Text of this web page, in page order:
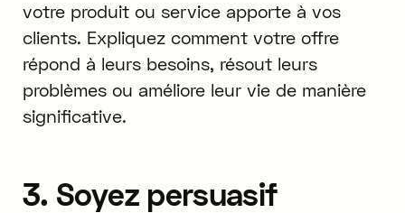
votre produit ou service apporte à vos
clients. Expliquez comment votre offre
répond à leurs besoins, résout leurs
problèmes ou améliore leur vie de manière
significative.
3. Soyez persuasif